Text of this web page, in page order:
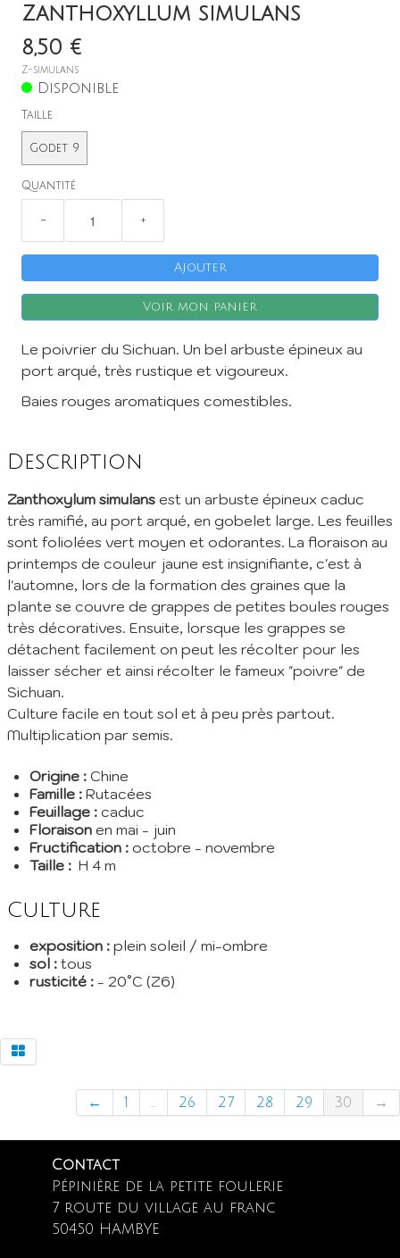
Zanthoxyllum simulans
8,50 €
Z-simulans
Disponible
Taille
Godet 9
Quantité
− +
Ajouter
Voir mon panier
Le poivrier du Sichuan. Un bel arbuste épineux au
port arqué, très rustique et vigoureux.
Baies rouges aromatiques comestibles.
Description
Zanthoxylum simulans est un arbuste épineux caduc
très ramifié, au port arqué, en gobelet large. Les feuilles
sont foliolées vert moyen et odorantes. La floraison au
printemps de couleur jaune est insignifiante, c'est à
l'automne, lors de la formation des graines que la
plante se couvre de grappes de petites boules rouges
très décoratives. Ensuite, lorsque les grappes se
détachent facilement on peut les récolter pour les
laisser sécher et ainsi récolter le fameux "poivre" de
Sichuan.
Culture facile en tout sol et à peu près partout.
Multiplication par semis.
Origine : Chine
Famille : Rutacées
Feuillage : caduc
Floraison en mai - juin
Fructification : octobre - novembre
Taille : H 4 m
Culture
exposition : plein soleil / mi-ombre
sol : tous
rusticité : - 20°C (Z6)
← 1 ... 26 27 28 29 30 →
Contact
Pépinière de la petite foulerie
7 route du village au franc
50450 HAMBYE
Inscrivez vous à notre newsletter mensuelle pour recevoir les
catalogue, fêtes des plantes à venir, promos et réductions en
cours... (1 mail/ mois max)
EMail :
Je m'abonne
En envoyant mes informations, j'accepte votrePolitique de confidentialité